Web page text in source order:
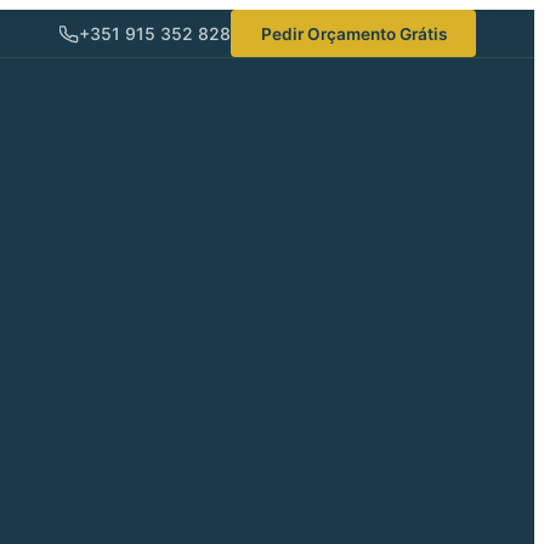
+351 915 352 828 Pedir Orçamento Grátis